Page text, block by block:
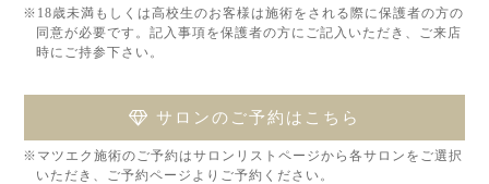
※18歳未満もしくは高校生のお客様は施術をされる際に保護者の方の
同意が必要です。記入事項を保護者の方にご記入いただき、ご来店
時にご持参下さい。
サロンのご予約はこちら
※マツエク施術のご予約はサロンリストページから各サロンをご選択
いただき、ご予約ページよりご予約ください。